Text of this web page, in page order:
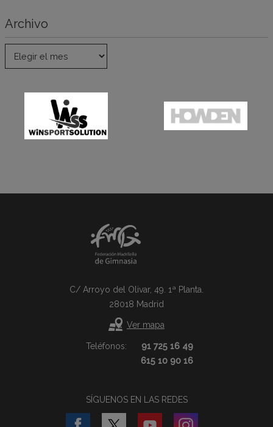
Archivo
C/ Arroyo del Olivar, 49. 1ª Planta.
28018 Madrid
Ver mapa
Teléfonos:
91 725 16 49
615 10 90 16
SÍGUENOS EN LAS REDES